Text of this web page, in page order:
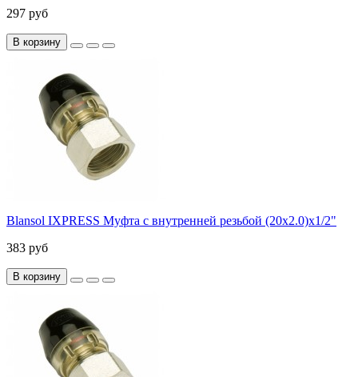
297 руб
В корзину
Blansol IXPRESS Муфта с внутренней резьбой (20х2.0)х1/2"
383 руб
В корзину